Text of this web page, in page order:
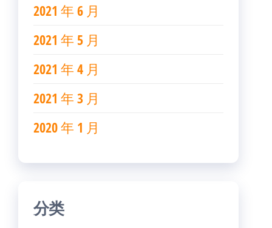
2021 年 6 月
2021 年 5 月
2021 年 4 月
2021 年 3 月
2020 年 1 月
分类